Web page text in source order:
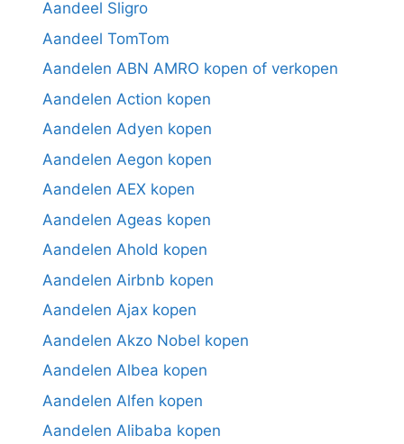
Aandeel Sligro
Aandeel TomTom
Aandelen ABN AMRO kopen of verkopen
Aandelen Action kopen
Aandelen Adyen kopen
Aandelen Aegon kopen
Aandelen AEX kopen
Aandelen Ageas kopen
Aandelen Ahold kopen
Aandelen Airbnb kopen
Aandelen Ajax kopen
Aandelen Akzo Nobel kopen
Aandelen Albea kopen
Aandelen Alfen kopen
Aandelen Alibaba kopen